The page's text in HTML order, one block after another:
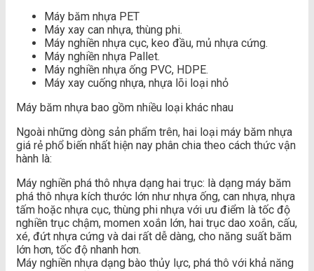
Máy băm nhựa PET
Máy xay can nhựa, thùng phi.
Máy nghiền nhựa cục, keo đầu, mủ nhựa cứng.
Máy nghiền nhựa Pallet.
Máy nghiền nhựa ống PVC, HDPE.
Máy xay cuống nhựa, nhựa lõi loại nhỏ
Máy băm nhựa bao gồm nhiều loại khác nhau
Ngoài những dòng sản phẩm trên, hai loại máy băm nhựa
giá rẻ phổ biến nhất hiện nay phân chia theo cách thức vận
hành là:
Máy nghiền phá thô nhựa dạng hai trục: là dạng máy băm
phá thô nhựa kích thước lớn như nhựa ống, can nhựa, nhựa
tấm hoặc nhựa cục, thùng phi nhựa với ưu điểm là tốc độ
nghiền trục chậm, momen xoắn lớn, hai trục dao xoắn, cấu,
xé, đứt nhựa cứng và dai rất dễ dàng, cho năng suất băm
lớn hơn, tốc độ nhanh hơn.
Máy nghiền nhựa dạng bào thủy lực, phá thô với khả năng